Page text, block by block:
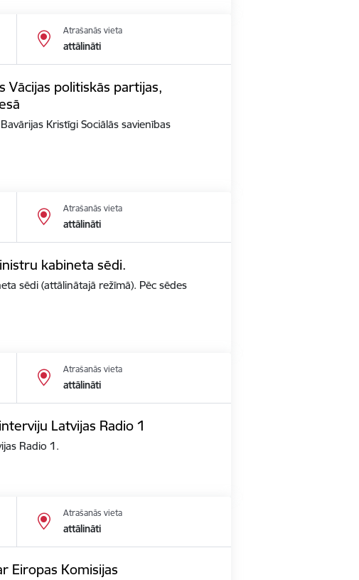
Atrašanās vieta
attālināti
Vācijas politiskās partijas,
Kristīgi Sociālās savienības
Atrašanās vieta
attālināti
kabineta sēdi.
sēdi (attālinātajā režīmā). Pēc sēdes
Atrašanās vieta
attālināti
Latvijas Radio 1
Radio 1.
Atrašanās vieta
attālināti
Eiropas Komisijas